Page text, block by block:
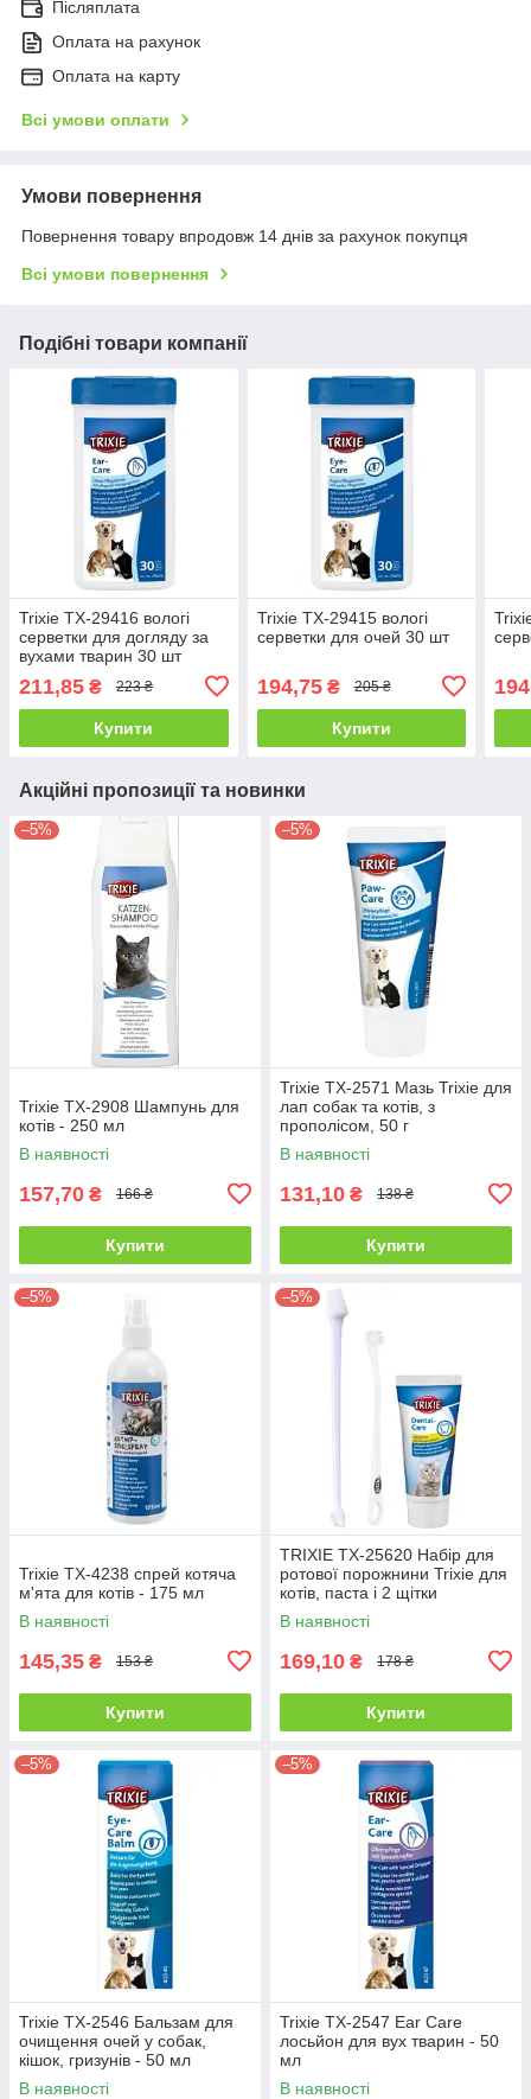
Післяплата
Оплата на рахунок
Оплата на карту
Всі умови оплати
Умови повернення
Повернення товару впродовж 14 днів за рахунок покупця
Всі умови повернення
Подібні товари компанії
Trixie TX-29416 вологі
серветки для догляду за
вухами тварин 30 шт
211,85 ₴ 223 ₴
Купити
Trixie TX-29415 вологі
серветки для очей 30 шт
194,75₴ 205 ₴
Купити
Акційні пропозиції та новинки
–5%
Trixie TX-2908 Шампунь для
котів - 250 мл
В наявності
157,70 ₴ 166 ₴
Купити
–5%
Trixie TX-2571 Мазь Trixie для
лап собак та котів, з
прополісом, 50 г
В наявності
131,10 ₴ 138 ₴
Купити
–5%
Trixie TX-4238 спрей котяча
м'ята для котів - 175 мл
В наявності
145,35 ₴ 153 ₴
Купити
–5%
TRIXIE TX-25620 Набір для
ротової порожнини Trixie для
котів, паста і 2 щітки
В наявності
169,10 ₴ 178 ₴
Купити
–5%
Trixie ТХ-2546 Бальзам для
очищення очей у собак,
кішок, гризунів - 50 мл
В наявності
–5%
Trixie ТХ-2547 Ear Care
лосьйон для вух тварин - 50
мл
В наявності